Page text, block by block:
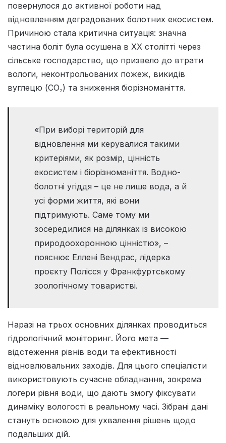
повернулося до активної роботи над
відновленням деградованих болотних екосистем.
Причиною стала критична ситуація: значна
частина боліт була осушена в XX столітті через
сільське господарство, що призвело до втрати
вологи, неконтрольованих пожеж, викидів
вуглецю (CO₂) та зниження біорізноманіття.
«При виборі територій для
відновлення ми керувалися такими
критеріями, як розмір, цінність
екосистем і біорізноманіття. Водно-
болотні угіддя – це не лише вода, а й
усі форми життя, які вони
підтримують. Саме тому ми
зосередилися на ділянках із високою
природоохоронною цінністю», –
пояснює Еллені Вендрас, лідерка
проєкту Полісся у Франкфуртському
зоологічному товаристві.
Наразі на трьох основних ділянках проводиться
гідрологічний моніторинг. Його мета —
відстеження рівнів води та ефективності
відновлювальних заходів. Для цього спеціалісти
використовують сучасне обладнання, зокрема
логери рівня води, що дають змогу фіксувати
динаміку вологості в реальному часі. Зібрані дані
стануть основою для ухвалення рішень щодо
подальших дій.